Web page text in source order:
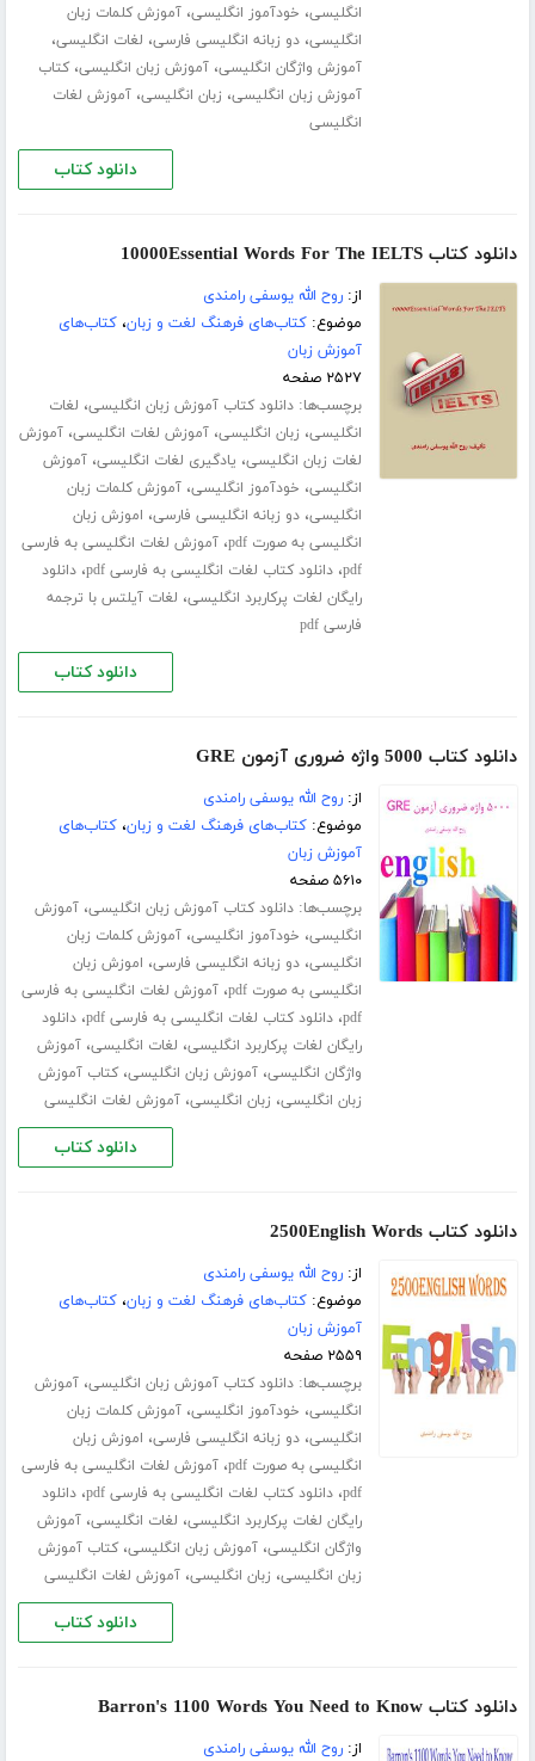
انگلیسی، خودآموز انگلیسی،آموزش کلمات زبان
انگلیسی،دو زبانه انگلیسی فارسی، لغات انگلیسی،
آموزش واژگان انگلیسی،آموزش زبان انگلیسی،کتاب
آموزش زبان انگلیسی، زبان انگلیسی،آموزش لغات
انگلیسی
دانلود کتاب
دانلود کتاب 10000Essential Words For The IELTS
از:روح الله یوسفی رامندی
موضوع:کتاب‌های فرهنگ لغت و زبان،کتاب‌های
آموزش زبان
۲۵۲۷ صفحه
برچسب‌ها:دانلود کتاب آموزش زبان انگلیسی، لغات
انگلیسی، زبان انگلیسی،آموزش لغات انگلیسی،آموزش
لغات زبان انگلیسی، یادگیری لغات انگلیسی،آموزش
انگلیسی، خودآموز انگلیسی،آموزش کلمات زبان
انگلیسی،دو زبانه انگلیسی فارسی، اموزش زبان
انگلیسی به صورت pdf
،آموزش لغات انگلیسی به فارسی
pdf،دانلود کتاب لغات انگلیسی به فارسی pdf ،دانلود
رایگان لغات پرکاربرد انگلیسی، لغات آیلتس با ترجمه
فارسی pdf
دانلود کتاب
دانلود کتاب 5000 واژه ضروری آزمون GRE
از:روح الله یوسفی رامندی
موضوع:کتاب‌های فرهنگ لغت و زبان،کتاب‌های
آموزش زبان
۵۶۱۰ صفحه
برچسب‌ها:دانلود کتاب آموزش زبان انگلیسی،آموزش
انگلیسی، خودآموز انگلیسی،آموزش کلمات زبان
انگلیسی،دو زبانه انگلیسی فارسی، اموزش زبان
انگلیسی به صورت pdf
،آموزش لغات انگلیسی به فارسی
pdf،دانلود کتاب لغات انگلیسی به فارسی pdf ،دانلود
رایگان لغات پرکاربرد انگلیسی، لغات انگلیسی،آموزش
واژگان انگلیسی،آموزش زبان انگلیسی،کتاب آموزش
زبان انگلیسی، زبان انگلیسی،آموزش لغات انگلیسی
دانلود کتاب
دانلود کتاب 2500English Words
از:روح الله یوسفی رامندی
موضوع:کتاب‌های فرهنگ لغت و زبان،کتاب‌های
آموزش زبان
۲۵۵۹ صفحه
برچسب‌ها:دانلود کتاب آموزش زبان انگلیسی،آموزش
انگلیسی، خودآموز انگلیسی،آموزش کلمات زبان
انگلیسی،دو زبانه انگلیسی فارسی، اموزش زبان
انگلیسی به صورت pdf
،آموزش لغات انگلیسی به فارسی
pdf،دانلود کتاب لغات انگلیسی به فارسی pdf ،دانلود
رایگان لغات پرکاربرد انگلیسی، لغات انگلیسی،آموزش
واژگان انگلیسی،آموزش زبان انگلیسی،کتاب آموزش
زبان انگلیسی، زبان انگلیسی،آموزش لغات انگلیسی
دانلود کتاب
دانلود کتاب Barron's 1100 Words You Need to Know
از:روح الله یوسفی رامندی